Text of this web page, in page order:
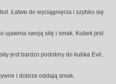
Łatwe do wyciągnięcia i szybko się
ujawnia swoją siłę i smak. Kubek jest
jest bardzo podobny do kubka Evil,
i dobrze oddają smak.